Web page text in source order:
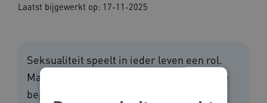
Laatst bijgewerkt op: 17-11-2025
Seksualiteit speelt in ieder leven een rol.
Maar voor mensen met een verstandelijke
beperking kan het moeilijker zijn. De